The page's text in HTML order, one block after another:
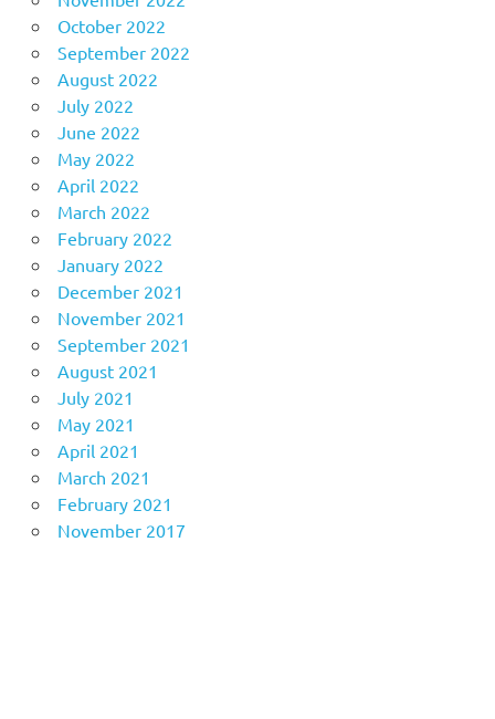
October 2022
September 2022
August 2022
July 2022
June 2022
May 2022
April 2022
March 2022
February 2022
January 2022
December 2021
November 2021
September 2021
August 2021
July 2021
May 2021
April 2021
March 2021
February 2021
November 2017